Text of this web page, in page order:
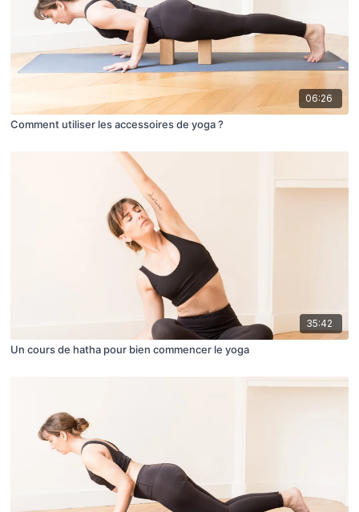
06:26
Comment utiliser les accessoires de yoga ?
35:42
Un cours de hatha pour bien commencer le yoga